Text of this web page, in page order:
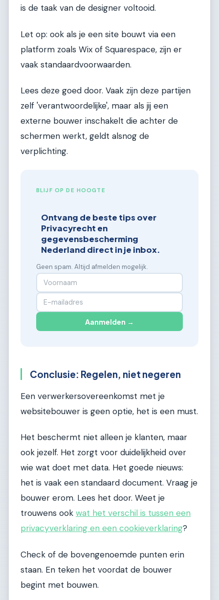
is de taak van de designer voltooid.
Let op: ook als je een site bouwt via een
platform zoals Wix of Squarespace, zijn er
vaak standaardvoorwaarden.
Lees deze goed door. Vaak zijn deze partijen
zelf 'verantwoordelijke', maar als jij een
externe bouwer inschakelt die achter de
schermen werkt, geldt alsnog de
verplichting.
BLIJF OP DE HOOGTE
Ontvang de beste tips over
Privacyrecht en
gegevensbescherming
Nederland direct in je inbox.
Geen spam. Altijd afmelden mogelijk.
Aanmelden →
Conclusie: Regelen, niet negeren
Een verwerkersovereenkomst met je
websitebouwer is geen optie, het is een must.
Het beschermt niet alleen je klanten, maar
ook jezelf. Het zorgt voor duidelijkheid over
wie wat doet met data. Het goede nieuws:
het is vaak een standaard document. Vraag je
bouwer erom. Lees het door. Weet je
trouwens ook wat het verschil is tussen een
privacyverklaring en een cookieverklaring?
Check of de bovengenoemde punten erin
staan. En teken het voordat de bouwer
begint met bouwen.